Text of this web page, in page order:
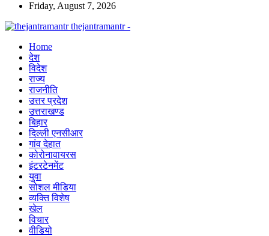
Friday, August 7, 2026
thejantramantr -
Home
देश
विदेश
राज्य
राजनीति
उत्तर प्रदेश
उत्तराखण्ड
बिहार
दिल्ली एनसीआर
गांव देहात
कोरोनावायरस
इंटरटेनमेंट
युवा
सोशल मीडिया
व्यक्ति विशेष
खेल
विचार
वीडियो